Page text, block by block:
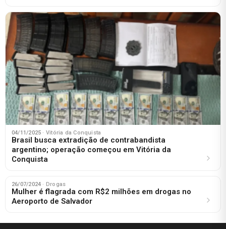
04/11/2025 · Vitória da Conquista
Brasil busca extradição de contrabandista
argentino; operação começou em Vitória da
Conquista
26/07/2024 · Drogas
Mulher é flagrada com R$2 milhões em drogas no
Aeroporto de Salvador